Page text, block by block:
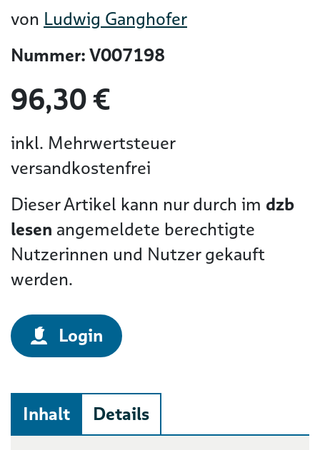
von Ludwig Ganghofer
Nummer: V007198
96,30 €
inkl. Mehrwertsteuer
versandkostenfrei
Dieser Artikel kann nur durch im dzb
lesen angemeldete berechtigte
Nutzerinnen und Nutzer gekauft
werden.
Login
Inhalt Details